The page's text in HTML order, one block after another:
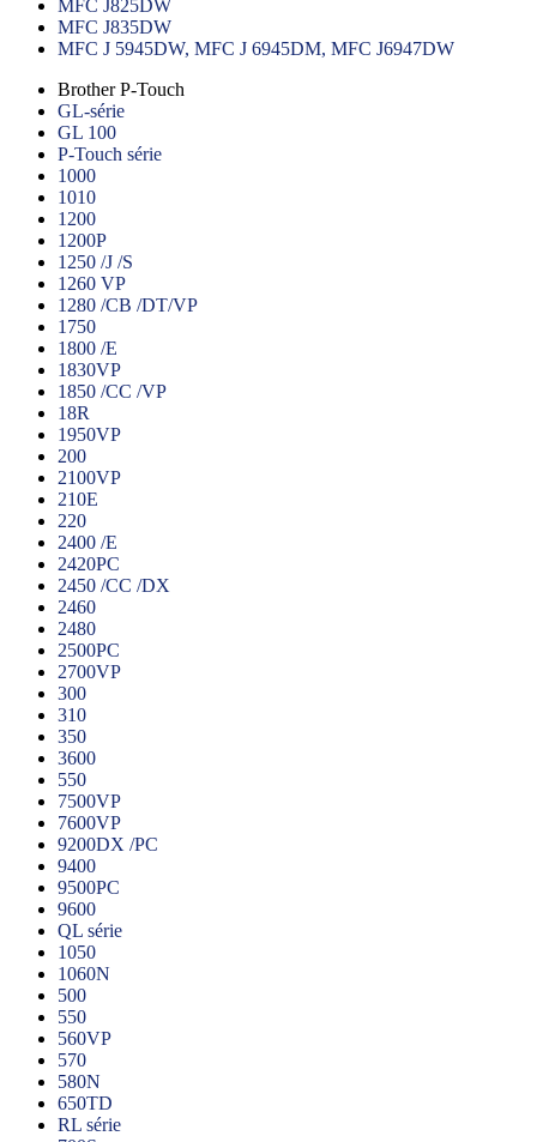
MFC J825DW
MFC J835DW
MFC J 5945DW, MFC J 6945DM, MFC J6947DW
Brother P-Touch
GL-série
GL 100
P-Touch série
1000
1010
1200
1200P
1250 /J /S
1260 VP
1280 /CB /DT/VP
1750
1800 /E
1830VP
1850 /CC /VP
18R
1950VP
200
2100VP
210E
220
2400 /E
2420PC
2450 /CC /DX
2460
2480
2500PC
2700VP
300
310
350
3600
550
7500VP
7600VP
9200DX /PC
9400
9500PC
9600
QL série
1050
1060N
500
550
560VP
570
580N
650TD
RL série